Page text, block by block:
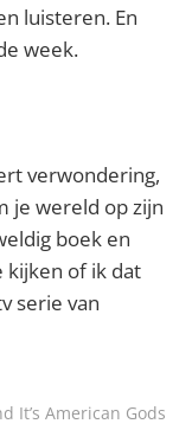
luisteren. En
week.
verwondering,
je wereld op zijn
boek en
kijken of ik dat
serie van
It’s American Gods